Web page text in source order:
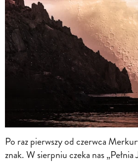
Po raz pierwszy od czerwca
znak. W sierpniu czeka nas